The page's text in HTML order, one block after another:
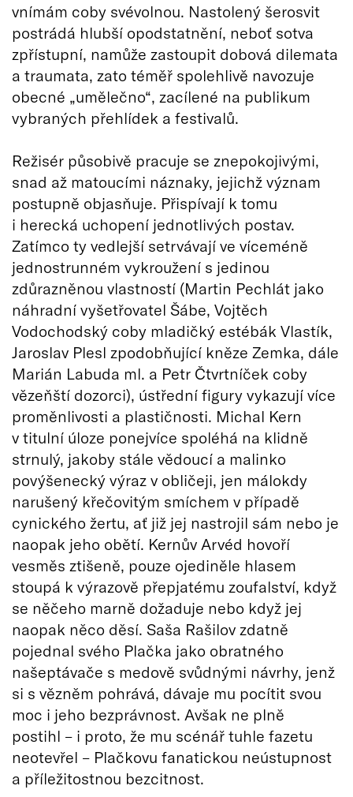
vnímám coby svévolnou. Nastolený šerosvit
postrádá hlubší opodstatnění, neboť sotva
zpřístupní, namůže zastoupit dobová dilemata
a traumata, zato téměř spolehlivě navozuje
obecné „umělečno“, zacílené na publikum
vybraných přehlídek a festivalů.
Režisér působivě pracuje se znepokojivými,
snad až matoucími náznaky, jejichž význam
postupně objasňuje. Přispívají k tomu
i herecká uchopení jednotlivých postav.
Zatímco ty vedlejší setrvávají ve víceméně
jednostrunném vykroužení s jedinou
zdůrazněnou vlastností (Martin Pechlát jako
náhradní vyšetřovatel Šábe, Vojtěch
Vodochodský coby mladičký estébák Vlastík,
Jaroslav Plesl zpodobňující kněze Zemka, dále
Marián Labuda ml. a Petr Čtvrtníček coby
vězeňští dozorci), ústřední figury vykazují více
proměnlivosti a plastičnosti. Michal Kern
v titulní úloze ponejvíce spoléhá na klidně
strnulý, jakoby stále vědoucí a malinko
povýšenecký výraz v obličeji, jen málokdy
narušený křečovitým smíchem v případě
cynického žertu, ať již jej nastrojil sám nebo je
naopak jeho obětí. Kernův Arvéd hovoří
vesměs ztišeně, pouze ojediněle hlasem
stoupá k výrazově přepjatému zoufalství, když
se něčeho marně dožaduje nebo když jej
naopak něco děsí. Saša Rašilov zdatně
pojednal svého Plačka jako obratného
našeptávače s medově svůdnými návrhy, jenž
si s vězněm pohrává, dávaje mu pocítit svou
moc i jeho bezprávnost. Avšak ne plně
postihl – i proto, že mu scénář tuhle fazetu
neotevřel – Plačkovu fanatickou neústupnost
a příležitostnou bezcitnost.